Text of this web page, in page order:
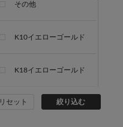
その他
K10イエローゴールド
K18イエローゴールド
K10ホワイトゴールド
リセット 絞り込む